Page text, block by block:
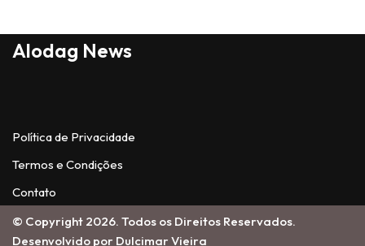
Alodag News
Política de Privacidade
Termos e Condições
Contato
© Copyright 2026. Todos os Direitos Reservados.
Desenvolvido por Dulcimar Vieira